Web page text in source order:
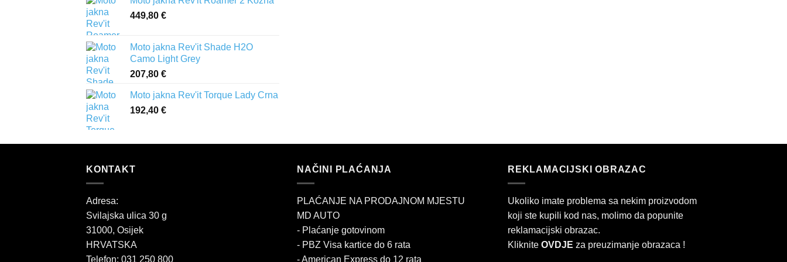
449,80 €
Moto jakna Rev'it Shade H2O
Camo Light Grey
207,80 €
Moto jakna Rev'it Torque Lady Crna
192,40 €
KONTAKT
Adresa:
Svilajska ulica 30 g
31000, Osijek
HRVATSKA
Telefon: 031 250 800
NAČINI PLAĆANJA
PLAĆANJE NA PRODAJNOM MJESTU
MD AUTO
- Plaćanje gotovinom
- PBZ Visa kartice do 6 rata
- American Express do 12 rata
REKLAMACIJSKI OBRAZAC
Ukoliko imate problema sa nekim proizvodom
koji ste kupili kod nas, molimo da popunite
reklamacijski obrazac.
Kliknite OVDJE za preuzimanje obrazaca !